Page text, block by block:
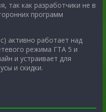
так как разработчики не в
программ
активно работает над
режима ГТА 5 и
и устраивает для
и скидки.